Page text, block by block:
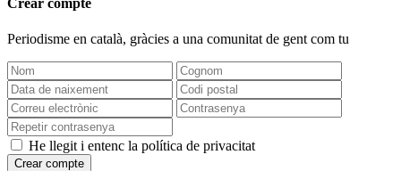
Crear compte
Periodisme en català, gràcies a una comunitat de gent com tu
He llegit i entenc la política de privacitat
Crear compte